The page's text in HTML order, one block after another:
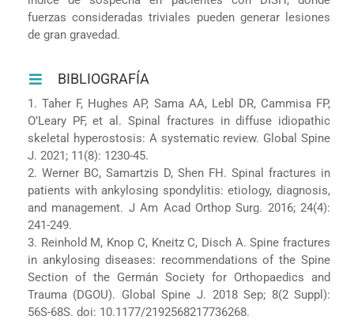
fuerzas consideradas triviales pueden generar lesiones
de gran gravedad.
BIBLIOGRAFÍA
1. Taher F, Hughes AP, Sama AA, Lebl DR, Cammisa FP,
O’Leary PF, et al. Spinal fractures in diffuse idiopathic
skeletal hyperostosis: A systematic review. Global Spine
J. 2021; 11(8): 1230-45.
2. Werner BC, Samartzis D, Shen FH. Spinal fractures in
patients with ankylosing spondylitis: etiology, diagnosis,
and management. J Am Acad Orthop Surg. 2016; 24(4):
241-249.
3. Reinhold M, Knop C, Kneitz C, Disch A. Spine fractures
in ankylosing diseases: recommendations of the Spine
Section of the Germán Society for Orthopaedics and
Trauma (DGOU). Global Spine J. 2018 Sep; 8(2 Suppl):
56S-68S. doi: 10.1177/2192568217736268.